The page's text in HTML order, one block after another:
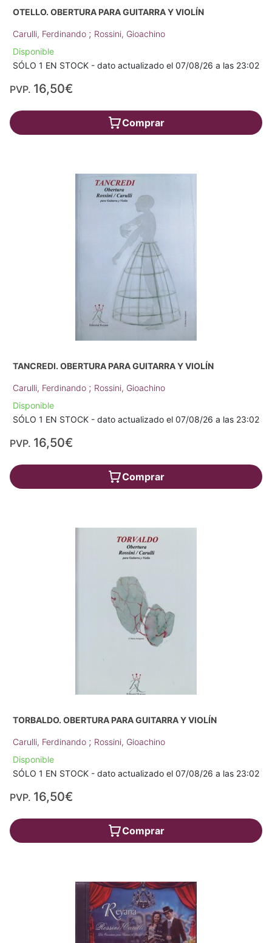
OTELLO. OBERTURA PARA GUITARRA Y VIOLÍN
Carulli, Ferdinando ; Rossini, Gioachino
Disponible
SÓLO 1 EN STOCK - dato actualizado el 07/08/26 a las 23:02
PVP. 16,50€
Comprar
TANCREDI. OBERTURA PARA GUITARRA Y VIOLÍN
Carulli, Ferdinando ; Rossini, Gioachino
Disponible
SÓLO 1 EN STOCK - dato actualizado el 07/08/26 a las 23:02
PVP. 16,50€
Comprar
TORBALDO. OBERTURA PARA GUITARRA Y VIOLÍN
Carulli, Ferdinando ; Rossini, Gioachino
Disponible
SÓLO 1 EN STOCK - dato actualizado el 07/08/26 a las 23:02
PVP. 16,50€
Comprar